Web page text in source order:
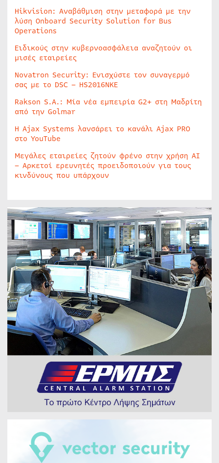
Hikvision: Αναβάθμιση στην μεταφορά με την
λύση Onboard Security Solution for Bus
Operations
Ειδικούς στην κυβερνοασφάλεια αναζητούν οι
μισές εταιρείες
Novatron Security: Ενισχύστε τον συναγερμό
σας με το DSC – HS2016NKE
Rakson S.A.: Μία νέα εμπειρία G2+ στη Μαδρίτη
από την Golmar
Η Ajax Systems λανσάρει το κανάλι Ajax PRO
στο YouTube
Μεγάλες εταιρείες ζητούν φρένο στην χρήση AI
– Αρκετοί ερευνητές προειδοποιούν για τους
κινδύνους που υπάρχουν